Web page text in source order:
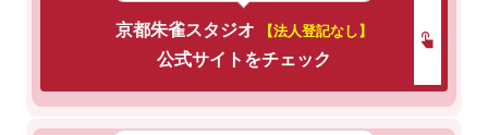
京都朱雀スタジオ 【法人登記なし】
公式サイトをチェック